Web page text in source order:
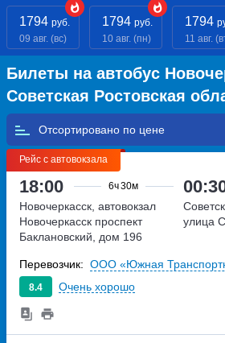
1794 руб.
09 авг. (вс)
1794 руб.
10 авг. (пн)
1794
11 авг.
Билеты на автобус
Советская Ростовская
Отсортировано по
Рейс с автовокзала
18:00 6ч30м
Новочеркасск, автовокзал
Новочеркасск проспект
Баклановский, дом 196
улица
8.4 Очень хорошо
Перевозчик: ООО «Южная